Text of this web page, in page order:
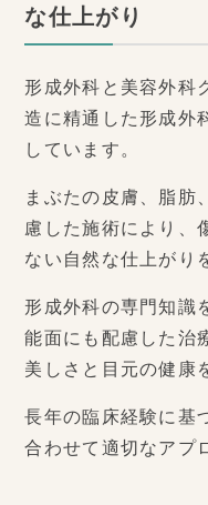
な仕上がり
形成外科と美容外科
造に精通した形成外
しています。
まぶたの皮膚、脂肪
慮した施術により、
ない自然な仕上がり
形成外科の専門知識
能面にも配慮した治
美しさと目元の健康
長年の臨床経験に基
合わせて適切なアプ